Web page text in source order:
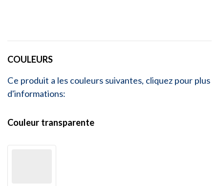
COULEURS
Ce produit a les couleurs suivantes, cliquez pour plus
d'informations:
Couleur transparente